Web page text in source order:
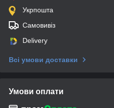
Укрпошта
Самовивіз
Delivery
Всі умови доставки
Умови оплати